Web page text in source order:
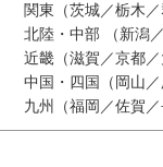
関東（茨城／栃木
北陸・中部 （新潟
近畿（滋賀／京都
中国・四国（岡山
九州（福岡／佐賀